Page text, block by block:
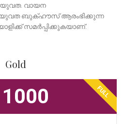
യുവത. വായന
യുവത ബുക്ഹൗസ് ആരംഭിക്കുന്ന
സമർപ്പിക്കുകയാണ്.
Gold
FULL
1000